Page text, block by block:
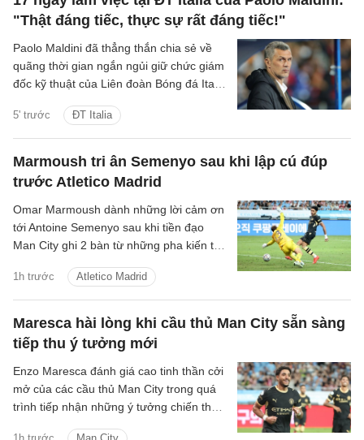
"Thật đáng tiếc, thực sự rất đáng tiếc!"
5' trước ĐT Italia
Paolo Maldini đã thẳng thắn chia sẻ về
quãng thời gian ngắn ngủi giữ chức giám
đốc kỹ thuật của Liên đoàn Bóng đá Italia
ra là “thật đáng tiếc”. Ông cũng tiết lộ
những gì Pep Guardiola và Carlo
Ancelotti từng nói với mình, kể về nỗ lực
bất thành trong việc bổ nhiệm Andrea
Pirlo, đồng thời cảnh báo FIGC sẽ không
đi đúng hướng nếu dành toàn bộ sự tập
trung cho việc tái thiết đội tuyển Italia.
Marmoush tri ân Semenyo sau khi lập cú đúp
trước Atletico Madrid
1h trước Atletico Madrid
Omar Marmoush dành những lời cảm ơn
tới Antoine Semenyo sau khi tiền đạo
Man City ghi 2 bàn từ những pha kiến tạo
trước Atletico Madrid.
Maresca hài lòng khi cầu thủ Man City sẵn sàng
tiếp thu ý tưởng mới
Enzo Maresca đánh giá cao tinh thần cởi
mở của các cầu thủ Man City trong quá
trình tiếp nhận những ý tưởng chiến thuật